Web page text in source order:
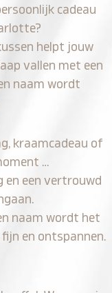
cadeau
helpt jouw
vallen met een
naam wordt
kraamcadeau of
…
en een vertrouwd
naam wordt het
en ontspannen.